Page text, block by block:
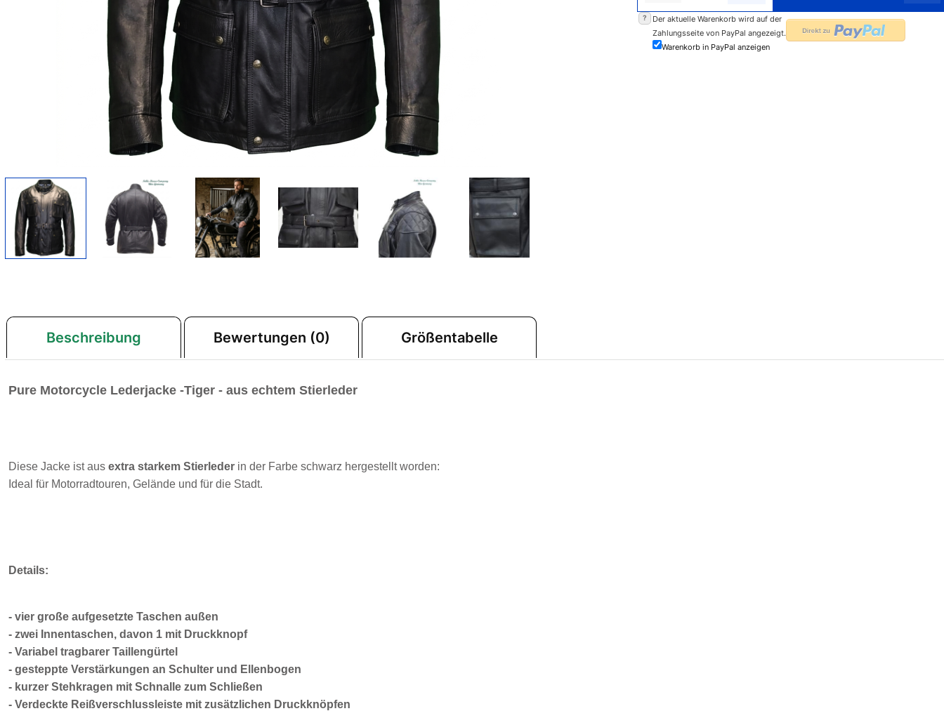
?
Der aktuelle Warenkorb wird auf der
Zahlungsseite von PayPal angezeigt.
Warenkorb in PayPal anzeigen
Beschreibung Bewertungen (0) Größentabelle
Pure Motorcycle Lederjacke -Tiger - aus echtem Stierleder
Diese Jacke ist aus extra starkem Stierleder in der Farbe schwarz hergestellt worden:
Ideal für Motorradtouren, Gelände und für die Stadt.
Details:
- vier große aufgesetzte Taschen außen
- zwei Innentaschen, davon 1 mit Druckknopf
- Variabel tragbarer Taillengürtel
- gesteppte Verstärkungen an Schulter und Ellenbogen
- kurzer Stehkragen mit Schnalle zum Schließen
- Verdeckte Reißverschlussleiste mit zusätzlichen Druckknöpfen